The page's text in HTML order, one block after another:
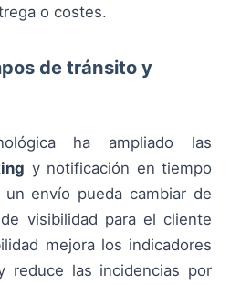
o costes.
de tránsito y
ha ampliado las
y notificación en tiempo
envío pueda cambiar de
visibilidad para el cliente
mejora los indicadores
reduce las incidencias por